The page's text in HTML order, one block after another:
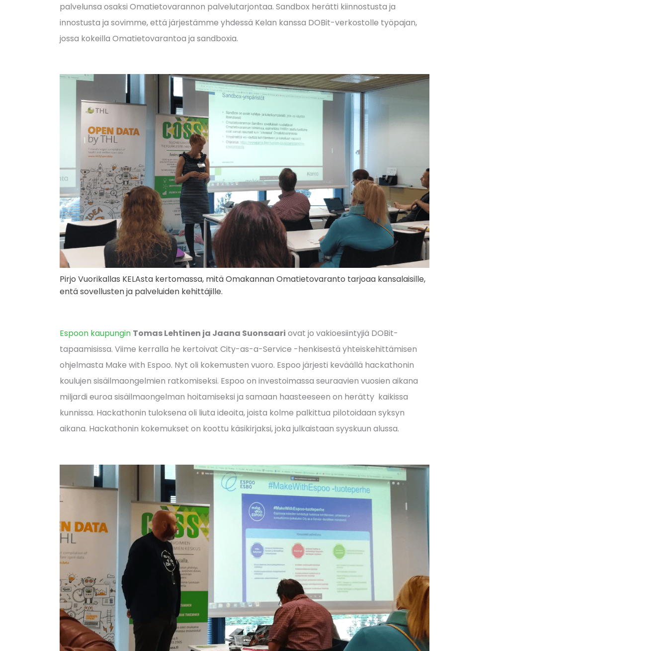
palvelunsa osaksi Omatietovarannon palvelutarjontaa. Sandbox herätti kiinnostusta ja
innostusta ja sovimme, että järjestämme yhdessä Kelan kanssa DOBit-verkostolle työpajan,
jossa kokeilla Omatietovarantoa ja sandboxia.
Pirjo Vuorikallas KELAsta kertomassa, mitä Omakannan Omatietovaranto tarjoaa kansalaisille,
entä sovellusten ja palveluiden kehittäjille.
Espoon kaupungin Tomas Lehtinen ja Jaana Suonsaari ovat jo vakioesiintyjiä DOBit-
tapaamisissa. Viime kerralla he kertoivat City-as-a-Service -henkisestä yhteiskehittämisen
ohjelmasta Make with Espoo. Nyt oli kokemusten vuoro. Espoo järjesti keväällä hackathonin
koulujen sisäilmaongelmien ratkomiseksi. Espoo on investoimassa seuraavien vuosien aikana
miljardi euroa sisäilmaongelman hoitamiseksi ja samaan haasteeseen on herätty kaikissa
kunnissa. Hackathonin tuloksena oli liuta ideoita, joista kolme palkittua pilotoidaan syksyn
aikana. Hackathonin kokemukset on koottu käsikirjaksi, joka julkaistaan syyskuun alussa.